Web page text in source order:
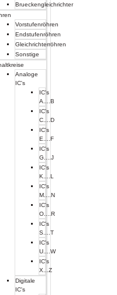
Brueckengleichrichter
Vorstufenröhren
Endstufenröhren
Gleichrichterröhren
Sonstige
Analoge
IC's
IC's
A....B
IC's
C....D
IC's
E....F
IC's
G....J
IC's
K....L
IC's
M....N
IC's
O....R
IC's
S....T
IC's
U....W
IC's
X...Z
Digitale
IC's